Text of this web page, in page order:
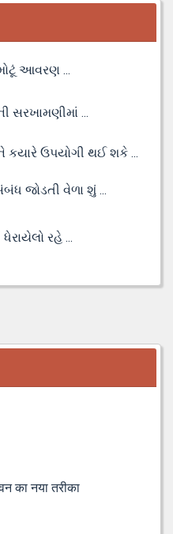
આવરણ ...
સરખામણીમાં ...
ઉપયોગી થઈ શકે ...
જોડતી વેળા શું ...
રહે ...
का नया तरीका